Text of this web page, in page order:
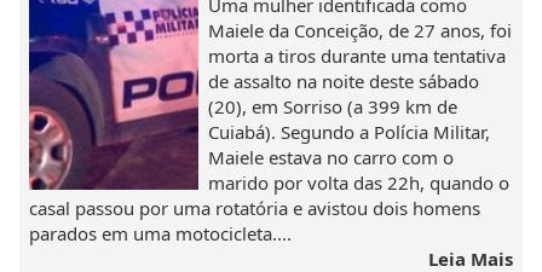
Maiele da Conceição, de 27 anos, foi
morta a tiros durante uma tentativa
de assalto na noite deste sábado
(20), em Sorriso (a 399 km de
Cuiabá). Segundo a Polícia Militar,
Maiele estava no carro com o
marido por volta das 22h, quando o
casal passou por uma rotatória e avistou dois homens
parados em uma motocicleta....
Leia Mais